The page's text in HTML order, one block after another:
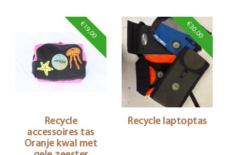
€19,00
Recycle
accessoires tas
Oranje kwal met
€30,00
Recycle laptoptas